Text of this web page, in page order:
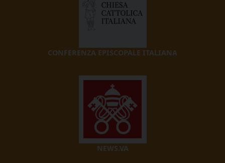
CONFERENZA EPISCOPALE ITALIANA
NEWS.VA